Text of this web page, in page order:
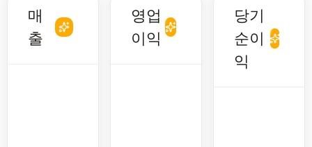
매
출
영업
이익
당기
순이
익